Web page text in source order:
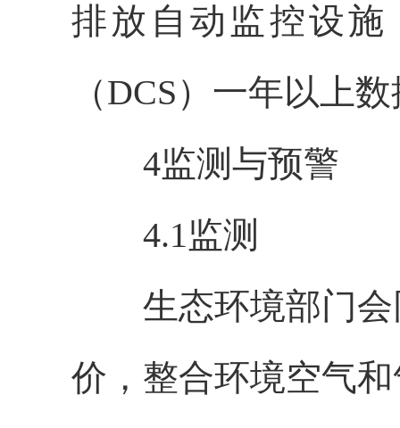
排放自动监控设施
（DCS）一年以上
4监测与预警
4.1监测
生态环境部门会
价，整合环境空气